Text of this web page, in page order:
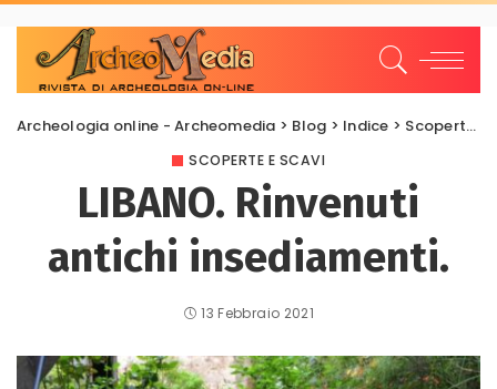
Archeologia online - Archeomedia > Blog > Indice > Scoperte e scavi
SCOPERTE E SCAVI
LIBANO. Rinvenuti
antichi insediamenti.
13 Febbraio 2021